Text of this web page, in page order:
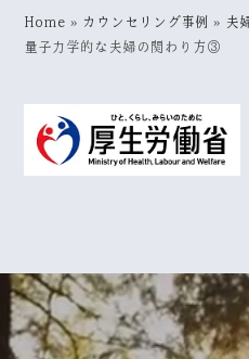
Home » カウンセリング事例 » 夫
量子力学的な夫婦の関わり方③